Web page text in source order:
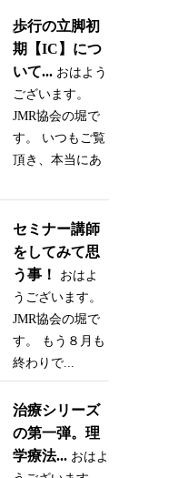
歩行の立脚初
期【IC】につ
いて... おはよう
ございます。
JMR協会の堀で
す。 いつもご覧
頂き、本当にあ
セミナー講師
をしてみて思
う事！
おはよ
うございます。
JMR協会の堀で
す。 もう８月も
終わりで...
治療シリーズ
の第一弾。理
学療法... おはよ